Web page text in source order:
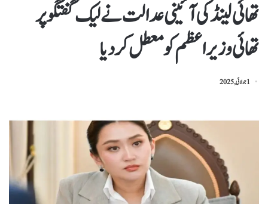
تھائی لینڈ کی آئینی عدالت نے لیک گفتگو پر
تھائی وزیراعظم کو معطل کر دیا
1 جولائی, 2025